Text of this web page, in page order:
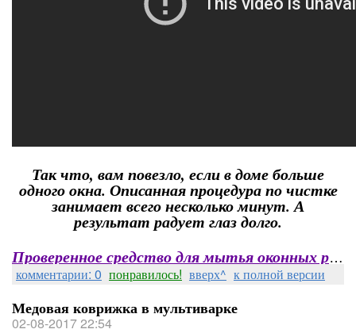
Так что, вам повезло, если в доме больше
одного окна. Описанная процедура по чистке
занимает всего несколько минут. А
результат радует глаз долго.
Проверенное средство для мытья оконных рам
комментарии: 0 понравилось! вверх^ к полной версии
Медовая коврижка в мультиварке
02-08-2017 22:54